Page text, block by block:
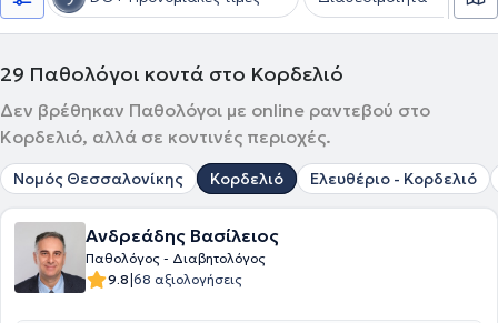
29 Παθολόγοι κοντά στο Κορδελιό
Δεν βρέθηκαν Παθολόγοι με online ραντεβού στο
Κορδελιό, αλλά σε κοντινές περιοχές.
Νομός Θεσσαλονίκης Κορδελιό Ελευθέριο - Κορδελιό
Ανδρεάδης Βασίλειος
Παθολόγος - Διαβητολόγος
9.8|68 αξιολογήσεις